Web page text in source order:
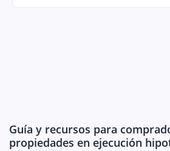
Guía y recursos para
propiedades en ejecución